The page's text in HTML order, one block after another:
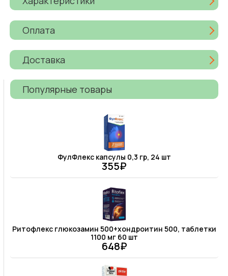
Оплата
Доставка
Популярные товары
ФулФлекс капсулы 0,3 гр, 24 шт
355₽
Ритофлекс глюкозамин 500+хондроитин 500, таблетки
1100 мг 60 шт
648₽